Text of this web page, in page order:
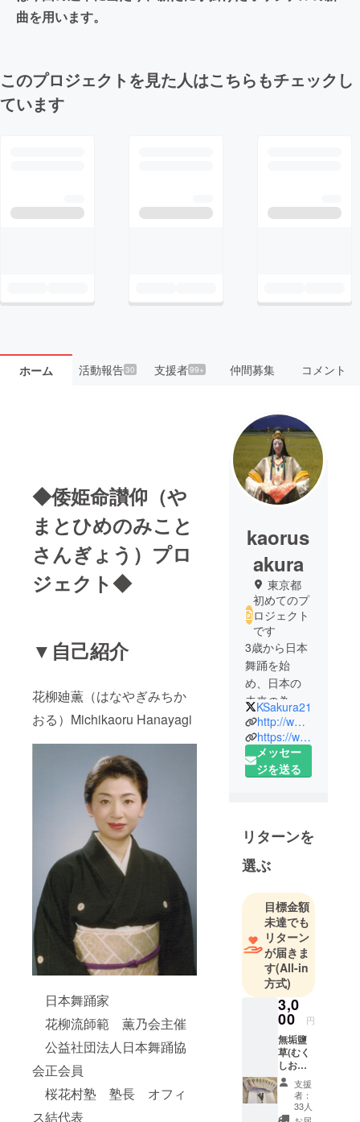
曲を用います。
このプロジェクトを見た人はこちらもチェックし
ています
ホーム 活動報告30 支援者99+ 仲間募集 コメント
◆倭姫命讃仰（や
まとひめのみこと
さんぎょう）プロ
ジェクト◆
▼自己紹介
花柳廸薫（はなやぎみちか
おる）Michikaoru Hanayagi
日本舞踊家
花柳流師範 薫乃会主催
公益社団法人日本舞踊協
会正会員
桜花村塾 塾長 オフィ
ス結代表
kaorus
akura
東京都
初めてのプ
ロジェクト
です
3歳から日本
舞踊を始
め、日本の
未来の為
に、私が出
来る事って
何だろうと
思いなが
文化に関わ
る、継承、
啓蒙活動を
続けて居り
ましたが、
この度、人
生最大のプ
ロジェクト
に挑戦する
事に成りま
した。みな
さま、どう
ぞ宜しくお
願い致しま
す。
KSakura21
http://www.michikaoru.net/
https://www.facebook.com/groups/218603458606993/
メッセー
ジを送る
リターンを
選ぶ
目標金額
未達でも
リターン
が届きま
す(All-in
方式)
3,0
00 円
無垢鹽
草(むく
しおぐ
さ) お礼
のお手
りの美
支援
者：
33人